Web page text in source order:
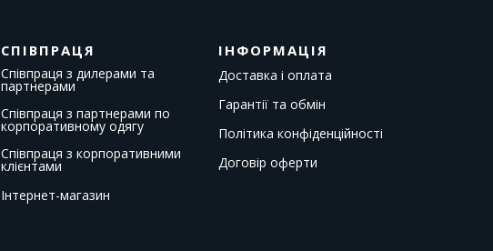
СПІВПРАЦЯ
Співпраця з дилерами та
партнерами
Співпраця з партнерами по
корпоративному одягу
Співпраця з корпоративними
клієнтами
Інтернет-магазин
ІНФОРМАЦІЯ
Доставка і оплата
Гарантії та обмін
Політика конфіденційності
Договір оферти